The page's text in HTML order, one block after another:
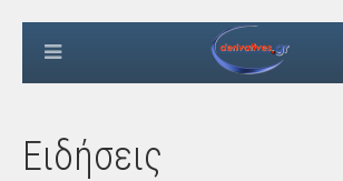
Ειδήσεις